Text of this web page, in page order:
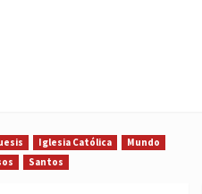
Iglesia Católica
Mundo
Santos